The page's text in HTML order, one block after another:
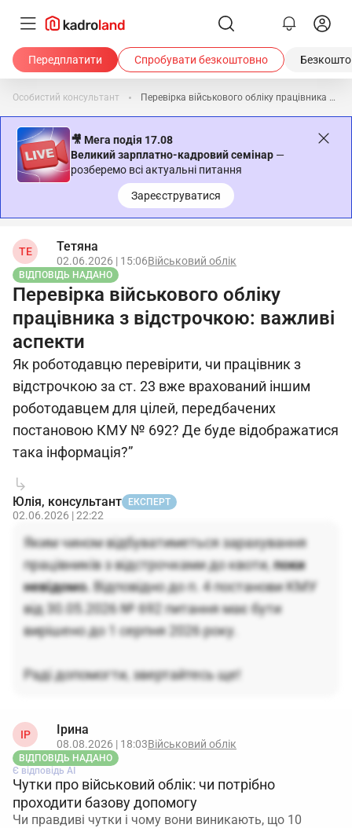
Передплатити Спробувати безкоштовно
Особистий консультант Перевірка військового обліку працівника з відстрочкою: важливі аспекти
🎥 Мега подія 17.08
Великий зарплатно-кадровий семінар —
розберемо всі актуальні питання
Зареєструватися
ТЕ Тетяна
02.06.2026 | 15:06Військовий облік
ВІДПОВІДЬ НАДАНО
Перевірка військового обліку
працівника з відстрочкою: важливі
аспекти
Як роботодавцю перевірити, чи працівник з
відстрочкою за ст. 23 вже врахований іншим
роботодавцем для цілей, передбачених
постановою КМУ № 692? Де буде відображатися
така інформація?”
Юлія, консультант ЕКСПЕРТ
02.06.2026 | 22:22
Яким чином відбуватиметься зарахування
працівників з відстрочками до квоти,поки
невідомо. Відповідно до п. 4 постанови КМУ
від 30.05.2026 № 692 питання має бути
вирішено до 1 серпня 2026 року.
Раді допомогти, звертайтесь ще!
ІР Ірина
08.08.2026 | 18:03Військовий облік
ВІДПОВІДЬ НАДАНО
Є відповідь АІ
Чутки про військовий облік: чи потрібно
проходити базову допомогу
Чи правдиві чутки і чому вони виникають, що 10